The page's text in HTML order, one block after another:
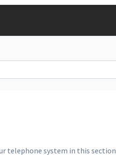
telephone system in this section